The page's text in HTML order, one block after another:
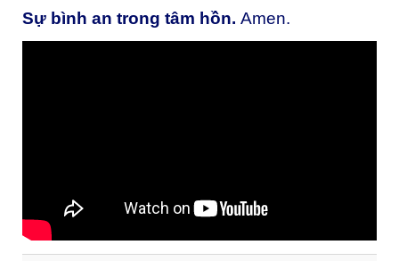
Sự bình an trong tâm hồn. Amen.